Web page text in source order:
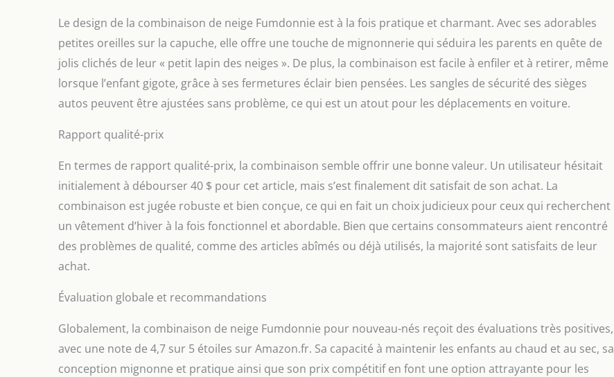
Le design de la combinaison de neige Fumdonnie est à la fois pratique et charmant. Avec ses adorables
petites oreilles sur la capuche, elle offre une touche de mignonnerie qui séduira les parents en quête de
jolis clichés de leur « petit lapin des neiges ». De plus, la combinaison est facile à enfiler et à retirer, même
lorsque l’enfant gigote, grâce à ses fermetures éclair bien pensées. Les sangles de sécurité des sièges
autos peuvent être ajustées sans problème, ce qui est un atout pour les déplacements en voiture.
Rapport qualité-prix
En termes de rapport qualité-prix, la combinaison semble offrir une bonne valeur. Un utilisateur hésitait
initialement à débourser 40 $ pour cet article, mais s’est finalement dit satisfait de son achat. La
combinaison est jugée robuste et bien conçue, ce qui en fait un choix judicieux pour ceux qui recherchent
un vêtement d’hiver à la fois fonctionnel et abordable. Bien que certains consommateurs aient rencontré
des problèmes de qualité, comme des articles abîmés ou déjà utilisés, la majorité sont satisfaits de leur
achat.
Évaluation globale et recommandations
Globalement, la combinaison de neige Fumdonnie pour nouveau-nés reçoit des évaluations très positives,
avec une note de 4,7 sur 5 étoiles sur Amazon.fr. Sa capacité à maintenir les enfants au chaud et au sec, sa
conception mignonne et pratique ainsi que son prix compétitif en font une option attrayante pour les